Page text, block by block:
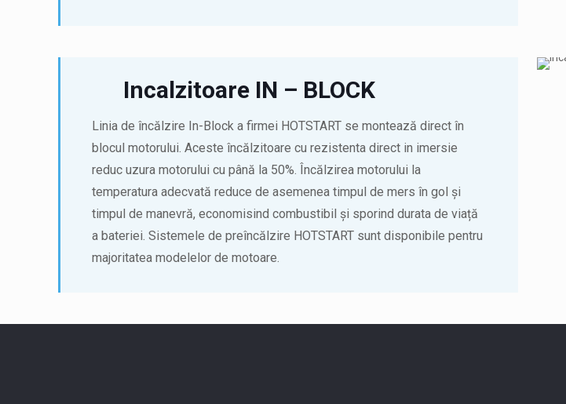
Incalzitoare IN – BLOCK
Linia de încălzire In-Block a firmei HOTSTART se montează direct în
blocul motorului. Aceste încălzitoare cu rezistenta direct in imersie
reduc uzura motorului cu până la 50%. Încălzirea motorului la
temperatura adecvată reduce de asemenea timpul de mers în gol și
timpul de manevră, economisind combustibil și sporind durata de viață
a bateriei. Sistemele de preîncălzire HOTSTART sunt disponibile pentru
majoritatea modelelor de motoare.